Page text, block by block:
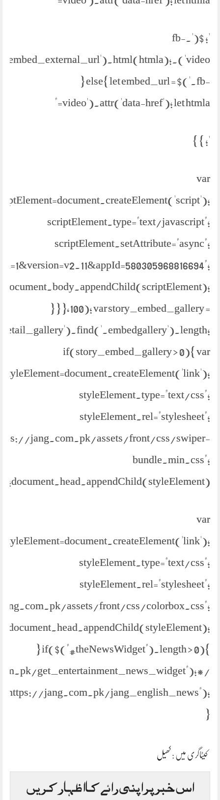
'; $('.fb-
} else{ let embed_url = $('.fb-
video').attr('data-href'); let htmla="
'; } }
var
scriptElement.type="text/javascript";
scriptElement.setAttribute="async";
document.body.appendChild(scriptElement);
} } },100); var story_embed_gallery =
if(story_embed_gallery > 0){ var
styleElement=document.createElement('link');
styleElement.type="text/css";
styleElement.rel="stylesheet";
jang.com.pk/assets/front/css/swiper-
bundle.min.css";
document.head.appendChild(styleElement);
var
styleElement=document.createElement('link');
styleElement.type="text/css";
styleElement.rel="stylesheet";
assets/front/css/colorbox.css";
document.head.appendChild(styleElement);
} if($("#theNewsWidget").length > 0){
get_entertainment_news_widget");*/
jang.com.pk/jang_english_news");
}
کیٹاگری میں : کھیل
اس خبر پر اپنی رائے کا اظہار کریں